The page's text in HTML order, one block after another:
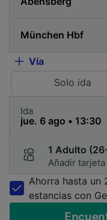
Vía
Solo ida
Ida
1 Adulto
Añadir
Ahorra hasta un
estancias con